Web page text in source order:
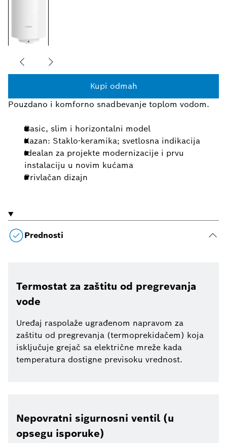
Kupi odmah
Pouzdano i komforno snadbevanje toplom vodom.
Basic, slim i horizontalni model
Kazan: Staklo-keramika; svetlosna indikacija
Idealan za projekte modernizacije i prvu
instalaciju u novim kućama
Privlačan dizajn
Prednosti
Termostat za zaštitu od pregrevanja
vode
Uređaj raspolaže ugrađenom napravom za
zaštitu od pregrevanja (termoprekidačem) koja
isključuje grejač sa električne mreže kada
temperatura dostigne previsoku vrednost.
Nepovratni sigurnosni ventil (u
opsegu isporuke)